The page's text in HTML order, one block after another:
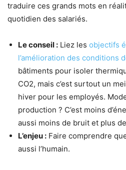
traduire ces grands mots en
quotidien des salariés.
Le conseil : Liez les objectifs
l’amélioration des conditions
bâtiments pour isoler
CO2, mais c’est surtout un
hiver pour les employés.
production ? C’est moins
aussi moins de bruit et plus
L’enjeu : Faire comprendre
aussi l’humain.